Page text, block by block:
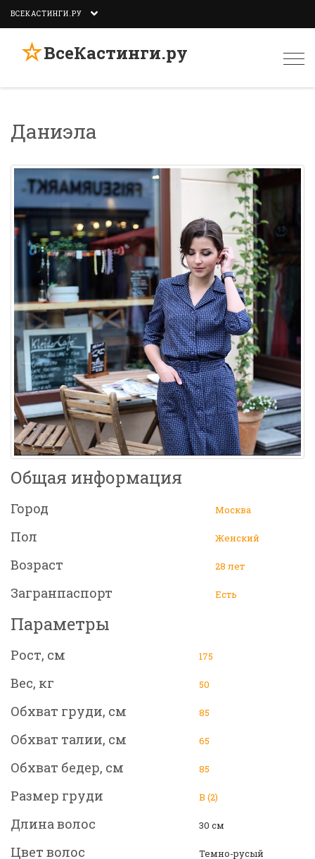
ВСЕКАСТИНГИ.РУ
☆ВсеКастинги.ру
Даниэла
Общая информация
Город Москва
Пол Женский
Возраст 28 лет
Загранпаспорт Есть
Параметры
Рост, см 175
Вес, кг 50
Обхват груди, см 85
Обхват талии, см 65
Обхват бедер, см 85
Размер груди B (2)
Длина волос 30 см
Цвет волос Темно-русый